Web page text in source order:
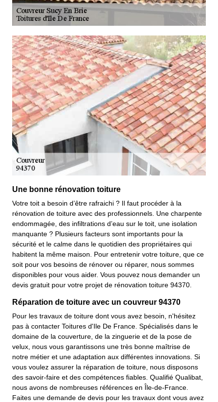
Une bonne rénovation toiture
Votre toit a besoin d’être rafraichi ? Il faut procéder à la
rénovation de toiture avec des professionnels. Une charpente
endommagée, des infiltrations d’eau sur le toit, une isolation
manquante ? Plusieurs facteurs sont importants pour la
sécurité et le calme dans le quotidien des propriétaires qui
habitent la même maison. Pour entretenir votre toiture, que ce
soit pour vos besoins de rénover ou réparer, nous sommes
disponibles pour vous aider. Vous pouvez nous demander un
devis gratuit pour votre projet de rénovation toiture 94370.
Réparation de toiture avec un couvreur 94370
Pour les travaux de toiture dont vous avez besoin, n'hésitez
pas à contacter Toitures d'Ile De France. Spécialisés dans le
domaine de la couverture, de la zinguerie et de la pose de
velux, nous vous garantissons une très bonne maîtrise de
notre métier et une adaptation aux différentes innovations. Si
vous voulez assurer la réparation de toiture, nous disposons
des savoir-faire et des compétences fiables. Qualifié Qualibat,
nous avons de nombreuses références en Île-de-France.
Faites une demande de devis pour les travaux dont vous avez